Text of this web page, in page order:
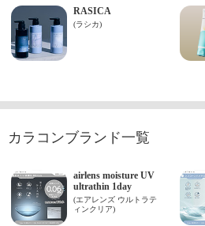
カラコンブランド一覧